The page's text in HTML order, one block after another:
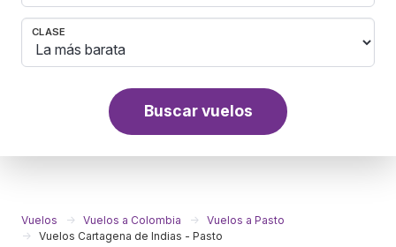
CLASE
Buscar vuelos
Vuelos Vuelos a Colombia
Vuelos a Pasto
Vuelos Cartagena de Indias - Pasto